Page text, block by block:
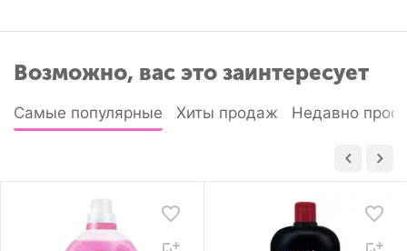
Возможно, вас это заинтересует
Самые популярные Хиты продаж Недавно